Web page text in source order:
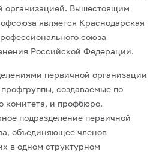
организацией. Вышестоящим
является Краснодарская
союза
Российской Федерации.
первичной организации
создаваемые по
комитета, и профбюро.
подразделение первичной
объединяющее членов
в одном структурном